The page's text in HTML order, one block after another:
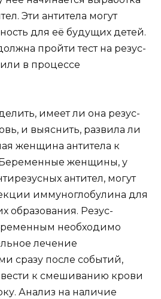
Эти антитела могут
для её будущих детей.
пройти тест на резус-
в процессе
имеет ли она резус-
и выяснить, развила ли
женщина антитела к
Беременные женщины, у
антител, могут
иммуноглобулина для
образования. Резус-
необходимо
лечение
сразу после событий,
к смешиванию крови
Анализ на наличие